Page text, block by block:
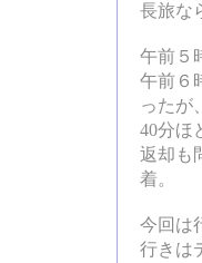
長旅な
午前５
午前６
ったが
40分ほ
返却も
着。
今回は
行きは